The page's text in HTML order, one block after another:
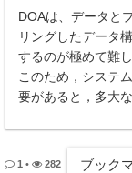
DOAは、データと
リングしたデータ
するのが極めて難
このため，システ
要があると，多大
1 • 282 ブック